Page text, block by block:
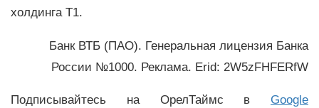
холдинга Т1.
Банк ВТБ (ПАО). Генеральная лицензия Банка
России №1000. Реклама. Erid: 2W5zFHFERfW
Подписывайтесь на ОрелТаймс в Google